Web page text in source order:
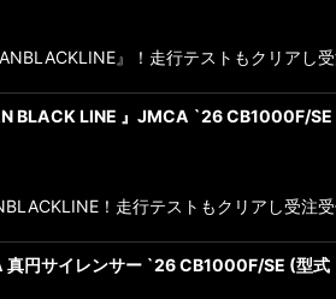
』！走行テストもクリアし
BLACK LINE 』JMCA `26 CB1000F/
！走行テストもクリアし受注
真円サイレンサー `26 CB1000F/SE (型